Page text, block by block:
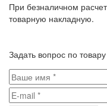
При безналичном
товарную накладную.
Задать вопрос по товару